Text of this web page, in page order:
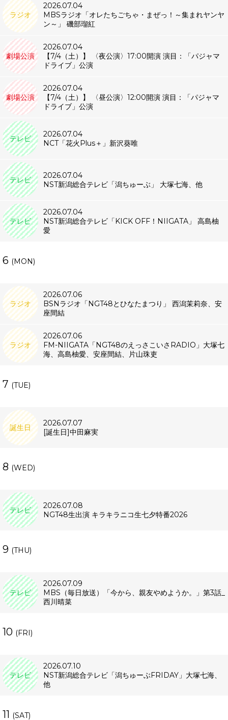
ラジオ
2026.07.04
MBSラジオ「オレたちごちゃ・まぜっ！～集まれヤンヤ
ン～」 磯部瑠紅
劇場公演
2026.07.04
【7/4（土）】 〈夜公演〉17:00開演 演目：「パジャマ
ドライブ」公演
劇場公演
2026.07.04
【7/4（土）】 〈昼公演〉12:00開演 演目：「パジャマ
ドライブ」公演
テレビ
2026.07.04
NCT「花火Plus＋」新沢葵唯
テレビ
2026.07.04
NST新潟総合テレビ「潟ちゅーぶ」 大塚七海、他
テレビ
2026.07.04
NST新潟総合テレビ「KICK OFF！NIIGATA」 高島柚
愛
6 (MON)
ラジオ
2026.07.06
BSNラジオ「NGT48とひなたまつり」 西潟茉莉奈、安
座間結
ラジオ
2026.07.06
FM-NIIGATA「NGT48のえっさこいさRADIO」大塚七
海、高島柚愛、安座間結、片山珠吏
7 (TUE)
誕生日
2026.07.07
[誕生日]中田麻実
8 (WED)
テレビ
2026.07.08
NGT48生出演 キラキラニコ生七夕特番2026
9 (THU)
テレビ
2026.07.09
MBS（毎日放送）「今から、親友やめようか。」第3話_
西川晴菜
10 (FRI)
テレビ
2026.07.10
NST新潟総合テレビ「潟ちゅーぶFRIDAY」大塚七海、
他
11 (SAT)